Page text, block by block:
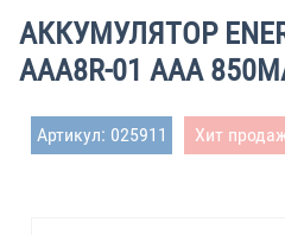
АККУМУЛЯТОР
AAA8R-01 AAA
Артикул: 025911 Хит